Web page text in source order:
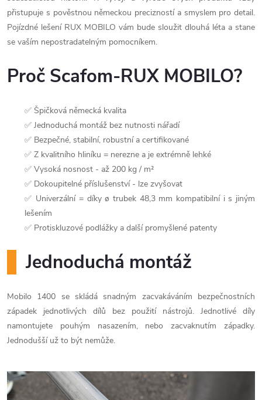
přistupuje s pověstnou německou precizností a smyslem pro detail.
Pojízdné lešení RUX MOBILO vám bude sloužit dlouhá léta a stane
se vaším nepostradatelným pomocníkem.
Proč Scafom-RUX MOBILO?
✅ Špičková německá kvalita
✅ Jednoduchá montáž bez nutnosti nářadí
✅ Bezpečné, stabilní, robustní a certifikované
✅ Z kvalitního hliníku = nerezne a je extrémně lehké
✅ Vysoká nosnost - až 200 kg / m²
✅ Dokoupitelné příslušenství - lze zvyšovat
✅ Univerzální = díky ø trubek 48,3 mm kompatibilní i s jiným
lešením
✅ Protiskluzové podlážky a další promyšlené patenty
Jednoduchá montáž
Mobilo 1400 se skládá snadným zacvakáváním bezpečnostních
západek jednotlivých dílů bez použití nástrojů. Jednotlivé díly
namontujete pouhým nasazením, nebo zacvaknutím západky.
Jednodušší už to být nemůže.